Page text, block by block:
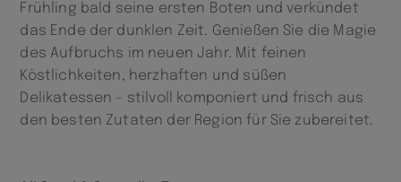
Frühling bald seine ersten Boten und verkündet
das Ende der dunklen Zeit. Genießen Sie die Magie
des Aufbruchs im neuen Jahr. Mit feinen
Köstlichkeiten, herzhaften und süßen
Delikatessen - stilvoll komponiert und frisch aus
den besten Zutaten der Region für Sie zubereitet.